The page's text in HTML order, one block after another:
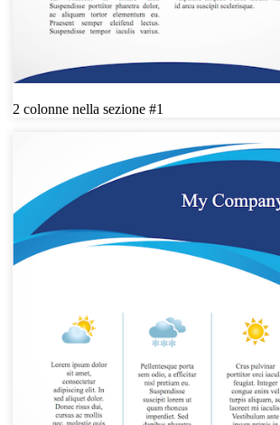
2 colonne nella sezione #1